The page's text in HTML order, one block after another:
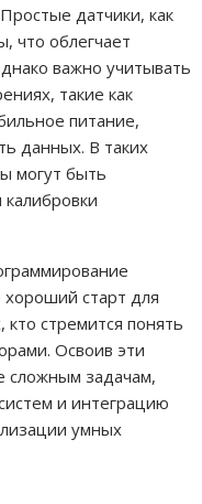
датчики, как
что облегчает
важно учитывать
такие как
питание,
данных. В таких
могут быть
старт для
стремится понять
Освоив эти
сложным задачам,
и интеграцию
умных